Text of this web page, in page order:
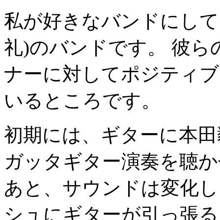
私が好きなバンドにし
礼)のバンドです。 彼ら
ナーに対してポジティ
いるところです。
初期には、ギターに本
ガッタギター演奏を聴
あと、サウンドは変化
シュにギターが引っ張